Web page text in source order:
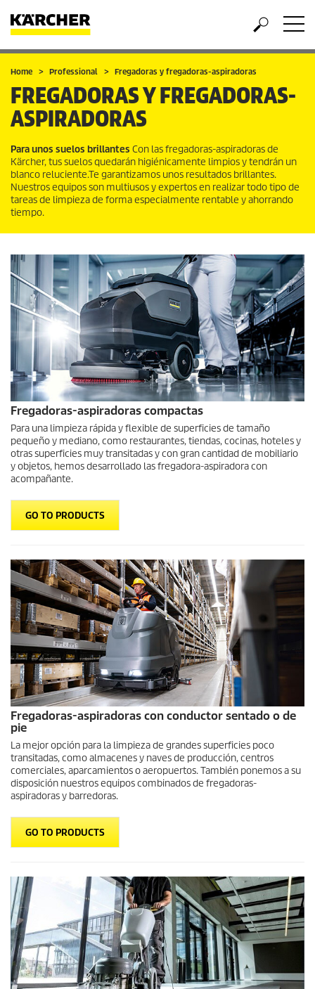
Home Professional Fregadoras y fregadoras-aspiradoras
FREGADORAS Y FREGADORAS-
ASPIRADORAS
Para unos suelos brillantes Con las fregadoras-aspiradoras de
Kärcher, tus suelos quedarán higiénicamente limpios y tendrán un
blanco reluciente.Te garantizamos unos resultados brillantes.
Nuestros equipos son multiusos y expertos en realizar todo tipo de
tareas de limpieza de forma especialmente rentable y ahorrando
tiempo.
Fregadoras-aspiradoras compactas
Para una limpieza rápida y flexible de superficies de tamaño
pequeño y mediano, como restaurantes, tiendas, cocinas, hoteles y
otras superficies muy transitadas y con gran cantidad de mobiliario
y objetos, hemos desarrollado las fregadora-aspiradora con
acompañante.
GO TO PRODUCTS
Fregadoras-aspiradoras con conductor sentado o de
pie
La mejor opción para la limpieza de grandes superficies poco
transitadas, como almacenes y naves de producción, centros
comerciales, aparcamientos o aeropuertos. También ponemos a su
disposición nuestros equipos combinados de fregadoras-
aspiradoras y barredoras.
GO TO PRODUCTS